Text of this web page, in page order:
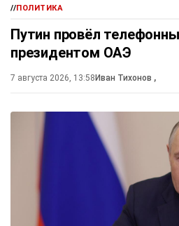
//ПОЛИТИКА
Путин провёл
президентом ОАЭ
7 августа 2026, 13:58 Иван Тихонов ,